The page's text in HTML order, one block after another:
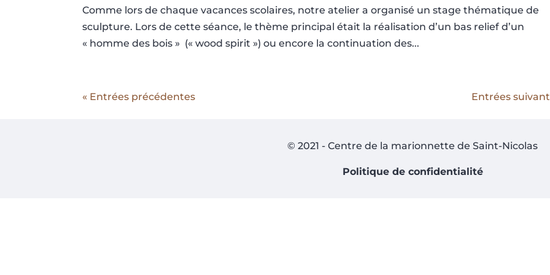
Comme lors de chaque vacances scolaires, notre atelier a organisé un stage thématique de
sculpture. Lors de cette séance, le thème principal était la réalisation d’un bas relief d’un
« homme des bois » (« wood spirit ») ou encore la continuation des...
« Entrées précédentes Entrées
© 2021 - Centre de la marionnette de Saint-Nicolas
Politique de confidentialité